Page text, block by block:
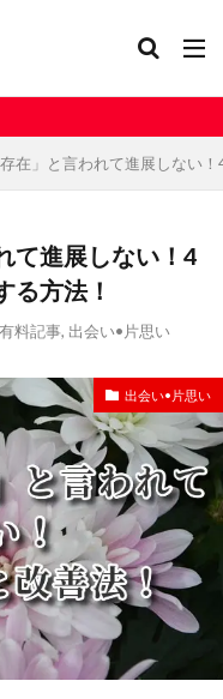
存在」と言われて進展しない
て進展しない！4
る方法！
有料記事, 出会い•片思い
出会い•片思い